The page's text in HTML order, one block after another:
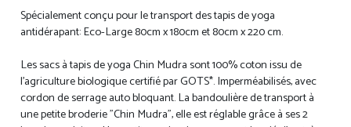
Spécialement conçu pour le transport des tapis de yoga
antidérapant: Eco-Large 80cm x 180cm et 80cm x 220 cm.
Les sacs à tapis de yoga Chin Mudra sont 100% coton issu de
l'agriculture biologique certifié par GOTS*. Imperméabilisés, avec
cordon de serrage auto bloquant. La bandoulière de transport à
une petite broderie "Chin Mudra", elle est réglable grâce à ses 2